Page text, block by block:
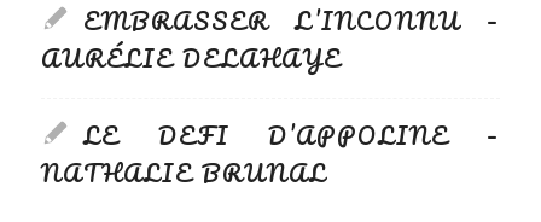
EMBRASSER L’INCONNU –
AURÉLIE DELAHAYE
LE DEFI D’APPOLINE –
NATHALIE BRUNAL